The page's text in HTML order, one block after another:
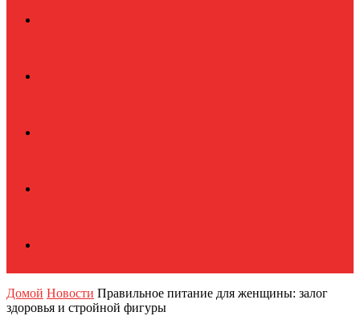
Домой Новости Правильное питание для женщины: залог
здоровья и стройной фигуры